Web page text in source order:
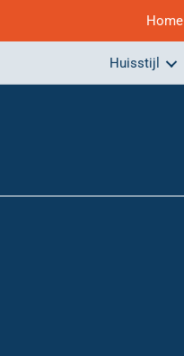
Home
Huisstijl